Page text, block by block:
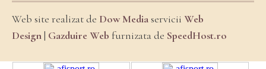
Web site realizat de Dow Mediaservicii Web
Design| Gazduire Web furnizata de SpeedHost.ro